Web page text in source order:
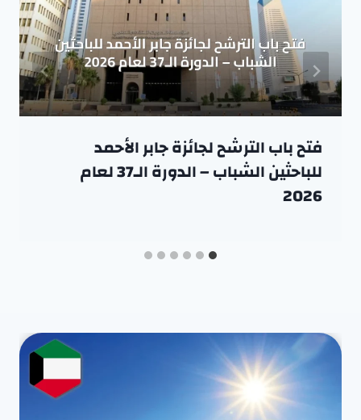
فتح باب الترشح لجائزة جابر الأحمد
للباحثين الشباب – الدورة الـ37 لعام
2026